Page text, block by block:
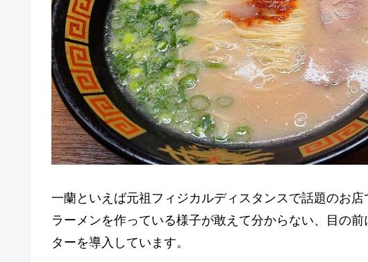
一蘭といえば元祖フィジカルディスタンスで話題のお店
ラーメンを作っている様子が敢えて分からない、目の
ターを導入しています。